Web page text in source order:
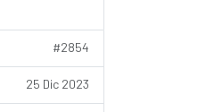
#2854
25 Dic 2023